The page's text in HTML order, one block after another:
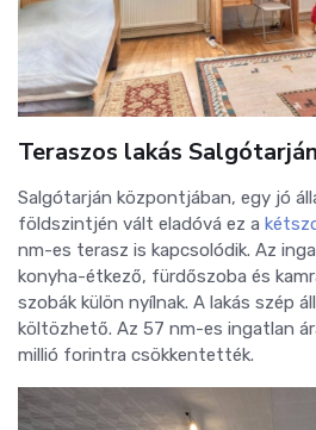
Teraszos lakás
Salgótarján központjában, egy jó
földszintjén vált eladóvá ez a
nm-es terasz is kapcsolódik. Az
konyha-étkező, fürdőszoba és
szobák külön nyílnak. A lakás szép
költözhető. Az 57 nm-es ingatlan
millió forintra csökkentették.